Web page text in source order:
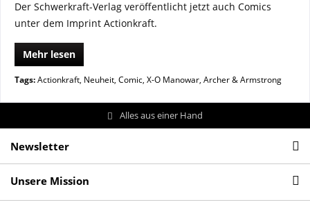
Der Schwerkraft-Verlag veröffentlicht jetzt auch Comics
unter dem Imprint Actionkraft.
Mehr lesen
Tags:Actionkraft, Neuheit, Comic, X-O Manowar, Archer & Armstrong
Alles aus einer Hand
Newsletter
Unsere Mission